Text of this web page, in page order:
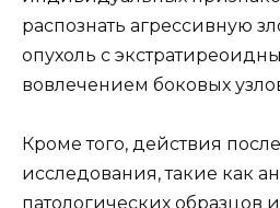
распознать агрессивную
опухоль с
вовлечением боковых
Кроме того, действия
исследования, такие как
патологических образцов